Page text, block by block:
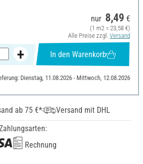
nur 8,49 €
(1 m2 = 23,58 €)
Alle Preise zzgl. Versand
In den Warenkorb
Dienstag, 11.08.2026 - Mittwoch, 12.08.2026
ab 75 €*
Versand mit DHL
Rechnung